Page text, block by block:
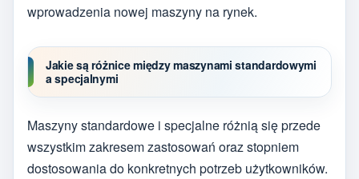
wprowadzenia nowej maszyny na rynek.
Jakie są różnice między maszynami standardowymi
a specjalnymi
Maszyny standardowe i specjalne różnią się przede
wszystkim zakresem zastosowań oraz stopniem
dostosowania do konkretnych potrzeb użytkowników.